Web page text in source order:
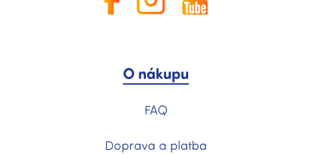
O nákupu
FAQ
Doprava a platba